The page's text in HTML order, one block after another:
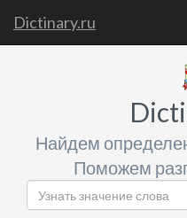
Dictinary.ru
Найдем
Поможем